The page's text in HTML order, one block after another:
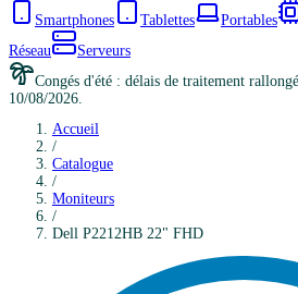
Smartphones Tablettes Portables
Réseau
Serveurs
Congés d'été : délais de traitement
10/08/2026.
Accueil
/
Catalogue
/
Moniteurs
/
Dell P2212HB 22" FHD